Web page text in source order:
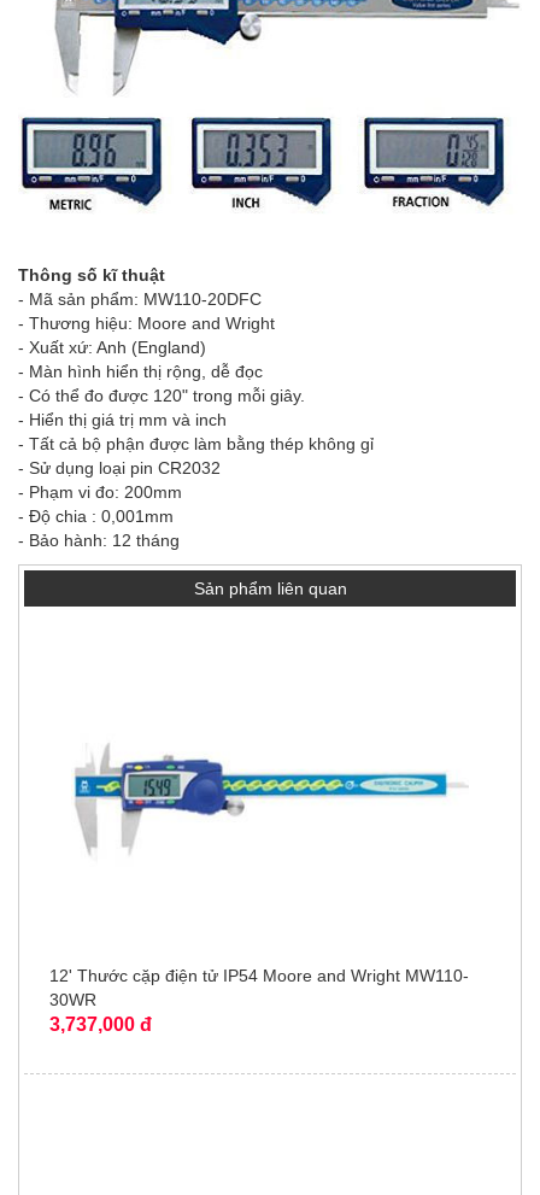
Thông số kĩ thuật
- Mã sản phẩm: MW110-20DFC
- Thương hiệu: Moore and Wright
- Xuất xứ: Anh (England)
- Màn hình hiển thị rộng, dễ đọc
- Có thể đo được 120" trong mỗi giây.
- Hiển thị giá trị mm và inch
- Tất cả bộ phận được làm bằng thép không gỉ
- Sử dụng loại pin CR2032
- Phạm vi đo: 200mm
- Độ chia : 0,001mm
- Bảo hành: 12 tháng
Sản phẩm liên quan
12' Thước cặp điện tử IP54 Moore and Wright MW110-
30WR
3,737,000 đ